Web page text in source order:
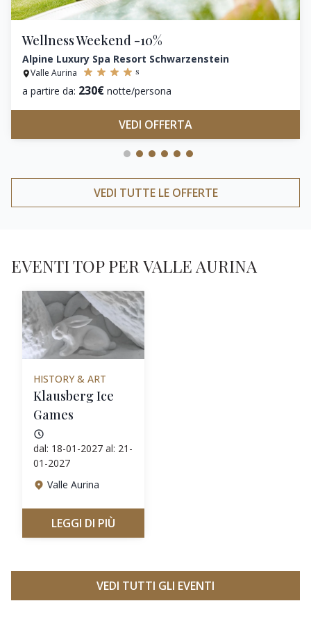
Wellness Weekend -10%
Alpine Luxury Spa Resort Schwarzenstein
Valle Aurina s
a partire da: 230€ notte/persona
VEDI OFFERTA
VEDI TUTTE LE OFFERTE
EVENTI TOP PER VALLE AURINA
HISTORY & ART
Klausberg Ice
Games
dal: 18-01-2027 al: 21-
01-2027
Valle Aurina
LEGGI DI PIÙ
VEDI TUTTI GLI EVENTI